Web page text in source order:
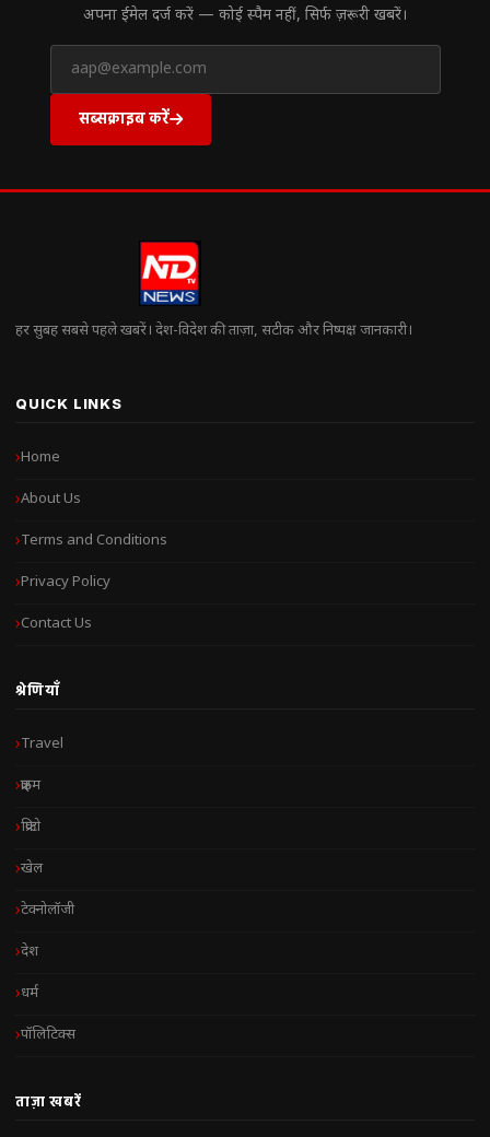
अपना ईमेल दर्ज करें — कोई स्पैम नहीं, सिर्फ ज़रूरी खबरें।
सब्सक्राइब करें
हर सुबह सबसे पहले खबरें। देश-विदेश की ताज़ा, सटीक और निष्पक्ष जानकारी।
QUICK LINKS
Home
About Us
Terms and Conditions
Privacy Policy
Contact Us
श्रेणियाँ
Travel
क्राइम
क्रिप्टो
खेल
टेक्नोलॉजी
देश
धर्म
पॉलिटिक्स
ताज़ा खबरें